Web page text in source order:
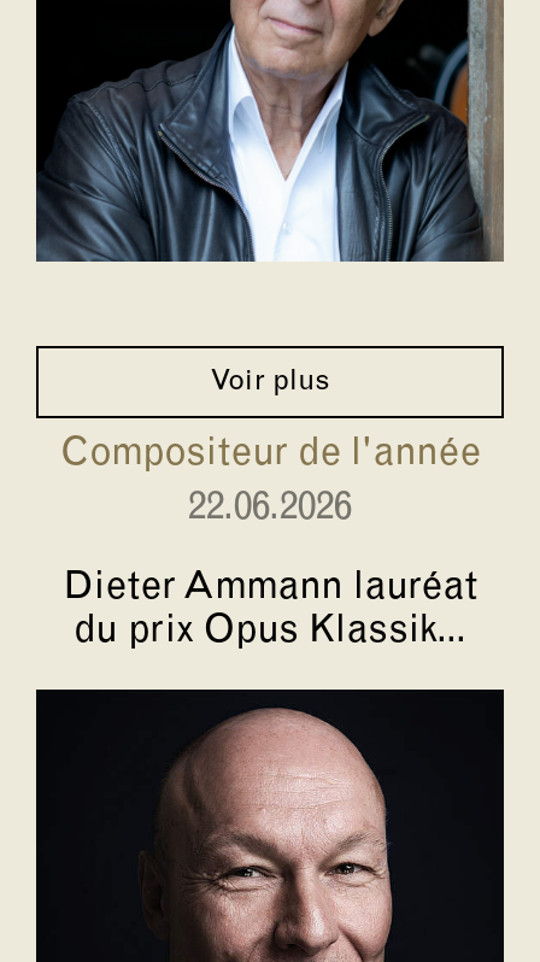
Voir plus
Compositeur de l'année
22.06.2026
Dieter Ammann lauréat
du prix Opus Klassik...